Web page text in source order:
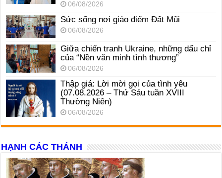
06/08/2026
Sức sống nơi giáo điểm Đất Mũi
06/08/2026
Giữa chiến tranh Ukraine, những dấu chỉ
của “Nền văn minh tình thương”
06/08/2026
Thập giá: Lời mời gọi của tình yêu
(07.08.2026 – Thứ Sáu tuần XVIII
Thường Niên)
06/08/2026
HẠNH CÁC THÁNH